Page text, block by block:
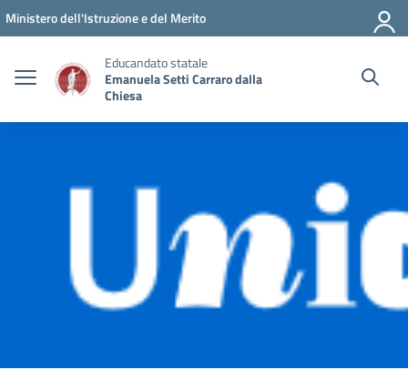
Vai ai contenuti
Vai al menu di navigazione
Vai al footer
Ministero dell'Istruzione e del Merito
Educandato statale
Emanuela Setti Carraro dalla
Chiesa